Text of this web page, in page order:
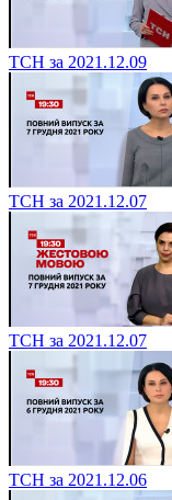
ТСН за 2021.12.09
ТСН за 2021.12.07
ТСН за 2021.12.07
ТСН за 2021.12.06